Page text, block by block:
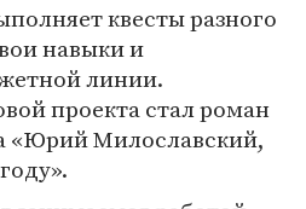
квесты разного
навыки и
линии.
проекта стал роман
«Юрий Милославский,